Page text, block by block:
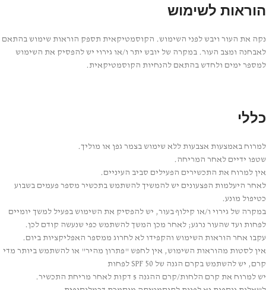
הוראות לשימוש
נקה את העור ויבש לפני השימוש. הקוסמטיקאית תספק הוראות שימוש בהתאם
לאבחנה ומצב העור. במקרה של יובש יתר ו/או גירוי יש להפסיק את השימוש
למספר ימים ולחדש בהתאם להנחיות הקוסמטיקאית.
כללי
למרוח באמצעות אצבעות ללא שימוש בצמר גפן או מוליך.
שטפו ידיים לאחר המריחה.
אין למרוח את התכשירים הפעילים סביב העיניים.
לאחר היעלמות הפצעונים יש להמשיך להשתמש בתכשיר מספר פעמים בשבוע
כטיפול מונע.
במקרה של גירוי ו/או קילוף בעור, יש להפסיק את השימוש בפעיל למשך יומיים
לפחות ועד שהעור נרגע; לאחר מכן המשך להשתמש כפי שנעשה קודם לכן.
עקבו אחר הוראות השימוש והקפידו לא לחרוג ממספר האפליקציות ביום.
אין לסטות מהוראות השימוש, אין לחפש "פתרון מהיר" או להשתמש ביותר מדי
קרם, יש להשתמש בקרם הגנה של SPF 50 לפחות
יש למרוח את קרם הלחות/קרם ההגנה 5 דקות לאחר מריחת התכשיר.